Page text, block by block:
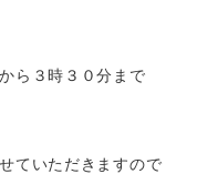
ら３時３０分まで
ていただきますので